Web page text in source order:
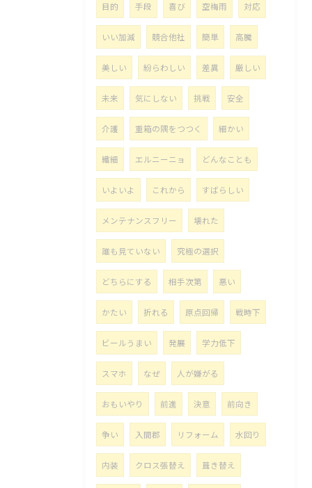
目的 手段 喜び 空梅雨 対応
いい加減 競合他社 簡単 高騰
美しい 紛らわしい 差異 厳しい
未来 気にしない 挑戦 安全
介護 重箱の隅をつつく 細かい
繊細 エルニーニョ どんなことも
いよいよ これから すばらしい
メンテナンスフリー 壊れた
誰も見ていない 究極の選択
どちらにする 相手次第 悪い
かたい 折れる 原点回帰 戦時下
ビールうまい 発展 学力低下
スマホ なぜ 人が嫌がる
おもいやり 前進 決意 前向き
争い 入間郡 リフォーム 水回り
内装 クロス張替え 葺き替え